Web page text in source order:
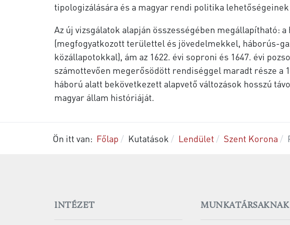
tipologizálására és a magyar rendi politika
Az új vizsgálatok alapján összességében megállapítható:
(megfogyatkozott területtel és jövedelmekkel, háborús-
közállapotokkal), ám az 1622. évi soproni és 1647. évi
számottevően megerősödött rendiséggel maradt része a
háború alatt bekövetkezett alapvető változások hosszú
magyar állam históriáját.
Ön itt van: Főlap Kutatások Lendület Szent Korona
INTÉZET MUNKATÁRSAKNAK